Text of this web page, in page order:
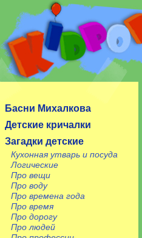
Сайт посвящен детям, их
Басни Михалкова
Детские кричалки
Загадки детские
Кухонная утварь и посуда
Логические
Про вещи
Про воду
Про времена года
Про время
Про дорогу
Про людей